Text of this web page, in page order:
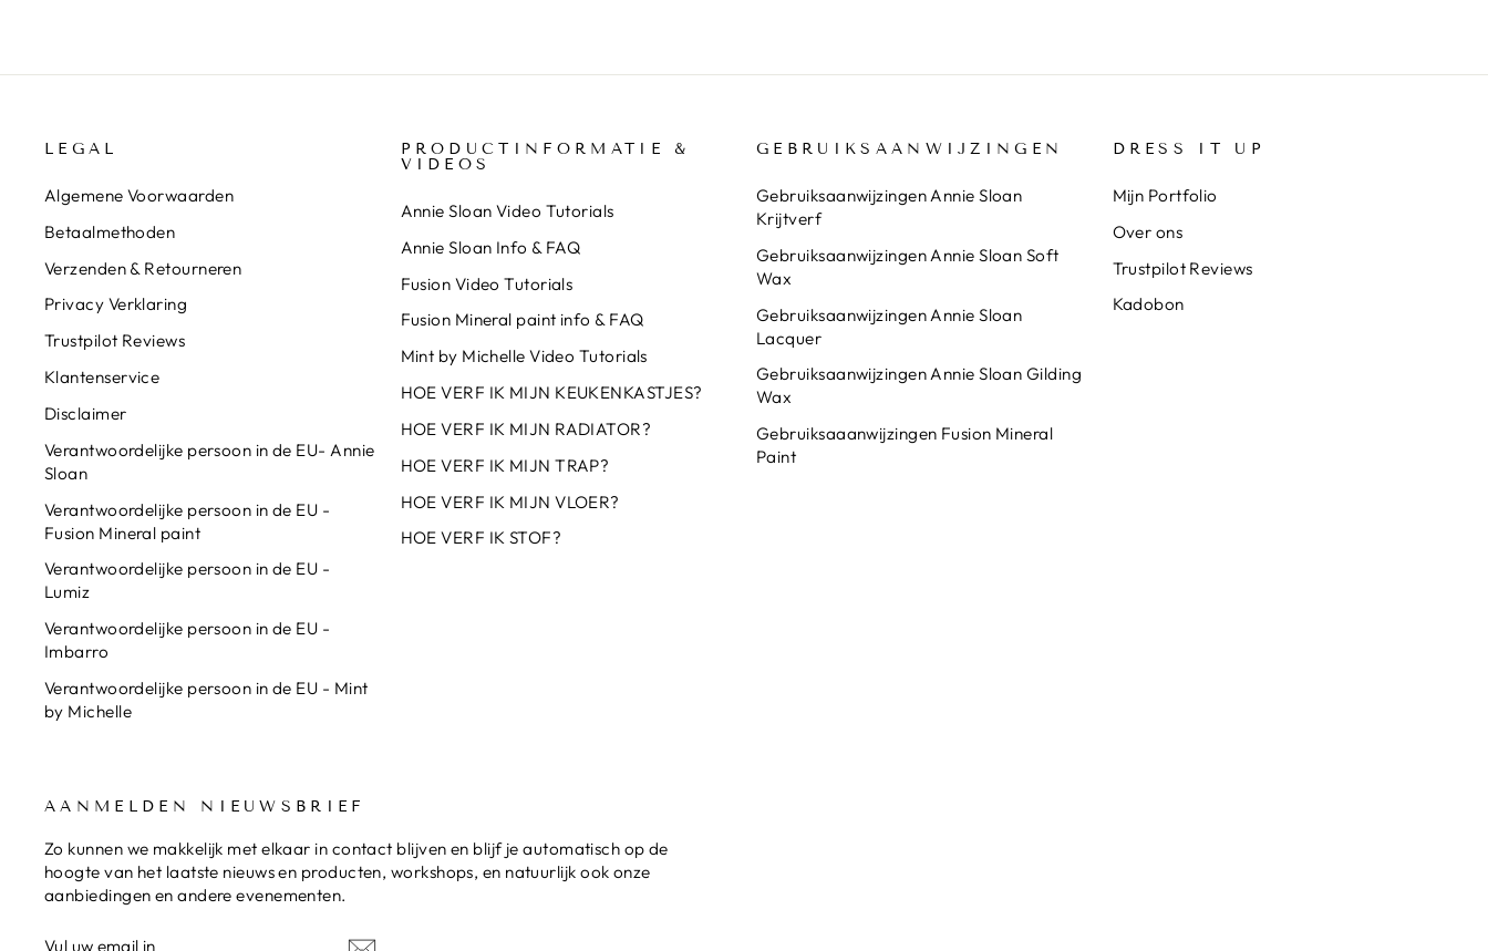
LEGAL
Algemene Voorwaarden
Betaalmethoden
Verzenden & Retourneren
Privacy Verklaring
Trustpilot Reviews
Klantenservice
Disclaimer
Verantwoordelijke persoon in de EU- Annie
Sloan
Verantwoordelijke persoon in de EU -
Fusion Mineral paint
Verantwoordelijke persoon in de EU -
Lumiz
Verantwoordelijke persoon in de EU -
Imbarro
Verantwoordelijke persoon in de EU - Mint
by Michelle
PRODUCTINFORMATIE &
VIDEOS
Annie Sloan Video Tutorials
Annie Sloan Info & FAQ
Fusion Video Tutorials
Fusion Mineral paint info & FAQ
Mint by Michelle Video Tutorials
HOE VERF IK MIJN KEUKENKASTJES?
HOE VERF IK MIJN RADIATOR?
HOE VERF IK MIJN TRAP?
HOE VERF IK MIJN VLOER?
HOE VERF IK STOF?
GEBRUIKSAANWIJZINGEN
Gebruiksaanwijzingen Annie Sloan
Krijtverf
Gebruiksaanwijzingen Annie Sloan Soft
Wax
Gebruiksaanwijzingen Annie Sloan
Lacquer
Gebruiksaanwijzingen Annie Sloan Gilding
Wax
Gebruiksaaanwijzingen Fusion Mineral
Paint
DRESS IT UP
Mijn Portfolio
Over ons
Trustpilot Reviews
Kadobon
AANMELDEN NIEUWSBRIEF
Zo kunnen we makkelijk met elkaar in contact blijven en blijf je automatisch op de
hoogte van het laatste nieuws en producten, workshops, en natuurlijk ook onze
aanbiedingen en andere evenementen.